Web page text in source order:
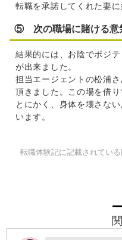
転職を承諾してくれた妻に
⑤ 次の職場に賭ける意
結果的には、お陰でポジ
が出来ました。
担当エージェントの松浦
頂きました。この場を借り
とにかく、身体を壊さな
います。
転職体験記に記載されてい